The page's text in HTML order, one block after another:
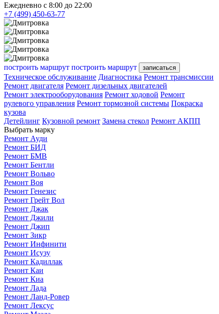
Ежедневно с 8:00 до 22:00
+7 (499) 450-63-77
построить маршрут построить маршрут записаться
Техническое обслуживание Диагностика Ремонт трансмиссии
Ремонт двигателя Ремонт дизельных двигателей
Ремонт электрооборудования Ремонт ходовой Ремонт
рулевого управления Ремонт тормозной системы Покраска
кузова
Детейлинг Кузовной ремонт Замена стекол Ремонт АКПП
Выбрать марку
Ремонт Ауди
Ремонт БИД
Ремонт БМВ
Ремонт Бентли
Ремонт Вольво
Ремонт Воя
Ремонт Генезис
Ремонт Грейт Вол
Ремонт Джак
Ремонт Джили
Ремонт Джип
Ремонт Зикр
Ремонт Инфинити
Ремонт Исузу
Ремонт Кадиллак
Ремонт Каи
Ремонт Киа
Ремонт Лада
Ремонт Ланд-Ровер
Ремонт Лексус